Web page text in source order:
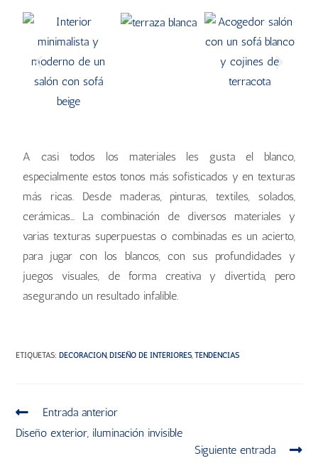
A casi todos los materiales les gusta el blanco,
especialmente estos tonos más sofisticados y en texturas
más ricas. Desde maderas, pinturas, textiles, solados,
cerámicas… La combinación de diversos materiales y
varias texturas superpuestas o combinadas es un acierto,
para jugar con los blancos, con sus profundidades y
juegos visuales, de forma creativa y divertida, pero
asegurando un resultado infalible.
ETIQUETAS:DECORACIÓN, DISEÑO DE INTERIORES, TENDENCIAS
Entrada anterior
Diseño exterior, iluminación invisible
Siguiente entrada